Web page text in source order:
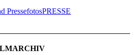
PRESSE
Pressefotos